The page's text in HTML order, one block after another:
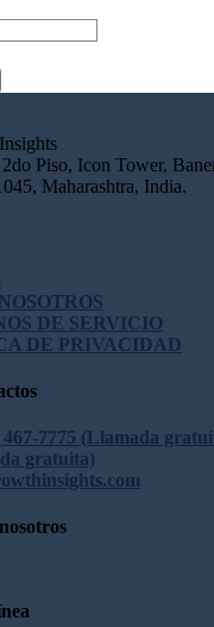
Piso, Icon Tower,
Maharashtra, India.
DE SERVICIO
DE PRIVACIDAD
7775 (Llamada
gratuita)